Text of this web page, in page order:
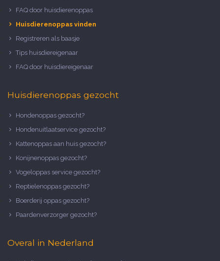
FAQ door huisdierenoppas
Huisdierenoppas vinden
Registreren als baasje
Tips huisdiereigenaar
FAQ door huisdiereigenaar
Huisdierenoppas gezocht
Hondenoppas gezocht?
Hondenuitlaatservice gezocht?
Kattenoppas aan huis gezocht?
Konijnenoppas gezocht?
Vogeloppas service gezocht?
Reptielenoppas gezocht?
Boerderij oppas gezocht?
Paardenverzorger gezocht?
Overal in Nederland